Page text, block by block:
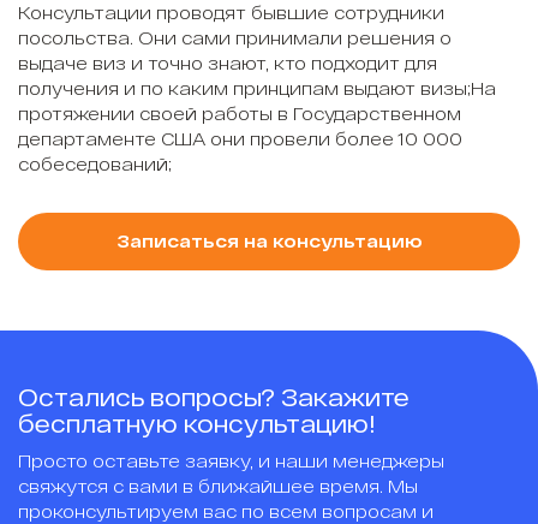
Консультации проводят бывшие сотрудники
посольства. Они сами принимали решения о
выдаче виз и точно знают, кто подходит для
получения и по каким принципам выдают визы;На
протяжении своей работы в Государственном
департаменте США они провели более 10 000
собеседований;
Записаться на консультацию
Остались вопросы? Закажите
бесплатную консультацию!
Просто оставьте заявку, и наши менеджеры
свяжутся с вами в ближайшее время. Мы
проконсультируем вас по всем вопросам и